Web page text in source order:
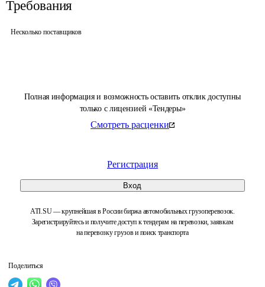
Полная информация и возможность оставить отклик доступны
только с лицензией «Тендеры»
Смотреть расценки
Регистрация
Вход
ATI.SU — крупнейшая в России биржа автомобильных грузоперевозок.
Зарегистрируйтесь и получите доступ к тендерам на перевозки, заявкам
на перевозку грузов и поиск транспорта
Поделиться
Требования
Несколько поставщиков